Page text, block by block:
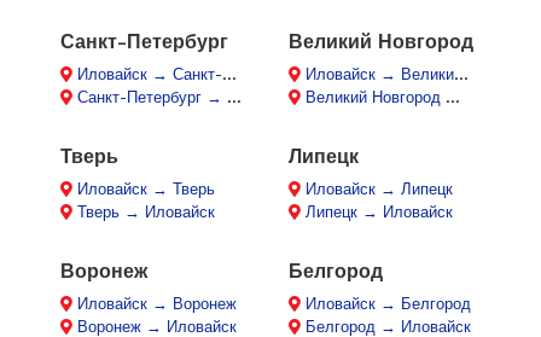
Санкт-Петербург
Иловайск → Санкт-Петербург
Санкт-Петербург → Иловайск
Великий Новгород
Иловайск → Великий Новгород
Великий Новгород → Иловайск
Тверь
Иловайск → Тверь
Тверь → Иловайск
Липецк
Иловайск → Липецк
Липецк → Иловайск
Воронеж
Иловайск → Воронеж
Воронеж → Иловайск
Белгород
Иловайск → Белгород
Белгород → Иловайск